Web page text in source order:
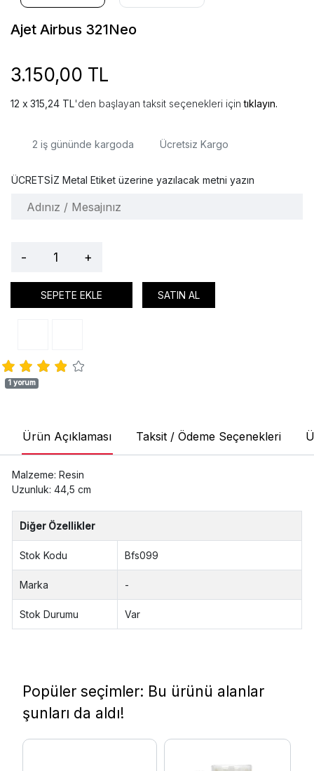
Ajet Airbus 321Neo
3.150,00 TL
315,24 TL'den başlayan taksit seçenekleri içintıklayın.
2 iş gününde kargoda Ücretsiz Kargo
ÜCRETSİZ Metal Etiket üzerine yazılacak metni yazın
- +
SEPETE EKLE SATIN AL
1 yorum
Ürün Açıklaması Taksit / Ödeme Seçenekleri
Malzeme: Resin
Uzunluk: 44,5 cm
Diğer Özellikler
Stok Kodu Bfs099
Marka -
Stok Durumu Var
Popüler seçimler: Bu ürünü alanlar
şunları da aldı!